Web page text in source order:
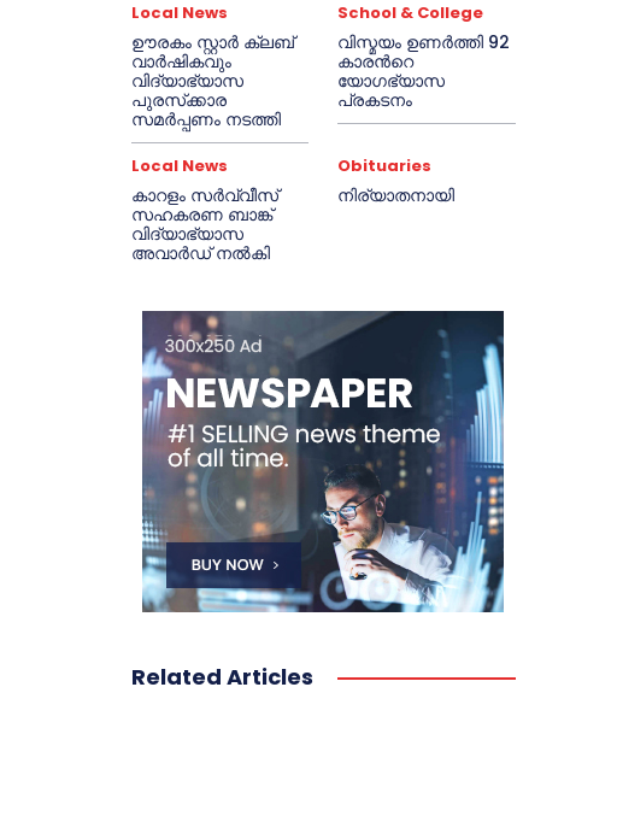
Local News
ഊരകം സ്റ്റാർ ക്ലബ്
വാർഷികവും
വിദ്യാഭ്യാസ
പുരസ്‌ക്കാര
സമർപ്പണം നടത്തി
School & College
വിസ്മയം ഉണർത്തി 92
കാരൻറെ
യോഗഭ്യാസ
പ്രകടനം
Local News
കാറളം സർവ്വീസ്
സഹകരണ ബാങ്ക്
വിദ്യാഭ്യാസ
അവാർഡ് നൽകി
Obituaries
നിര്യാതനായി
Related Articles